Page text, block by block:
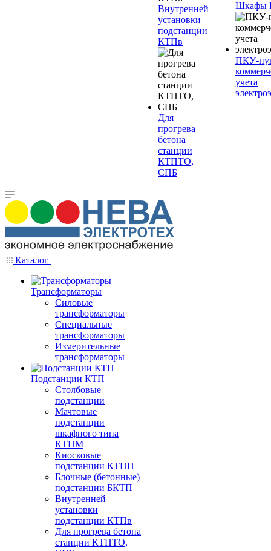
Внутренней
установки
подстанции
КТПв
Для
прогрева
бетона
станции
КТПТО,
СПБ
Шкафы
ПКУ-
учета
Каталог
Трансформаторы
Силовые
трансформаторы
Специальные
трансформаторы
Измерительные
трансформаторы
Подстанции КТП
Столбовые
подстанции
Мачтовые
подстанции
шкафного типа
КТПМ
Киосковые
подстанции КТПН
Блочные (бетонные)
подстанции БКТП
Внутренней
установки
подстанции КТПв
Для прогрева бетона
станции КТПТО,